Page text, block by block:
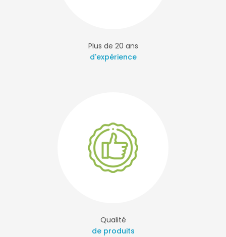
Plus de 20 ans
d'expérience
Qualité
de produits